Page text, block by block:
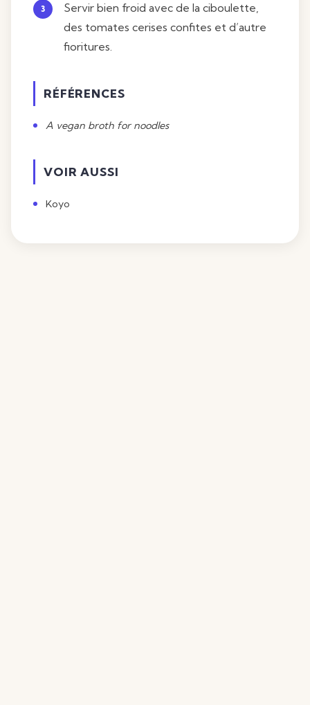
Servir bien froid avec de la ciboulette,
des tomates cerises confites et d’autre
fioritures.
RÉFÉRENCES
A vegan broth for noodles
VOIR AUSSI
Koyo